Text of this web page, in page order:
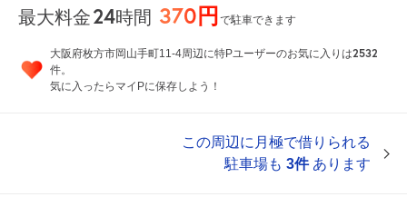
最大料金24時間 370円で駐車できます
大阪府枚方市岡山手町11-4周辺に特Pユーザーのお気に入りは2532
件。
気に入ったらマイPに保存しよう！
この周辺に月極で借りられる
駐車場も 3件あります